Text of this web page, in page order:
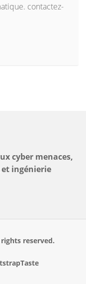
contactez-
cyber menaces,
ingénierie
reserved.